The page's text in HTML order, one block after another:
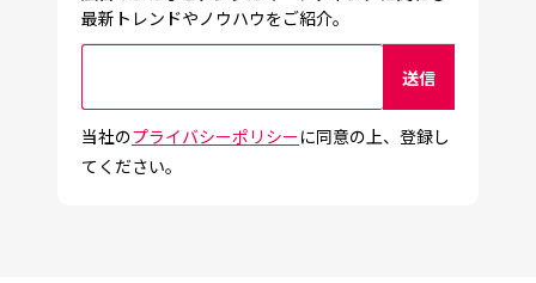
最新トレンドやノウハウをご紹介。
当社のプライバシーポリシーに同意の上、登録し
てください。